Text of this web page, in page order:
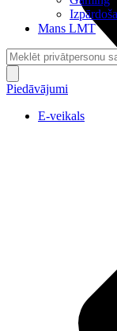
Mans LMT
Piedāvājumi
E-veikals